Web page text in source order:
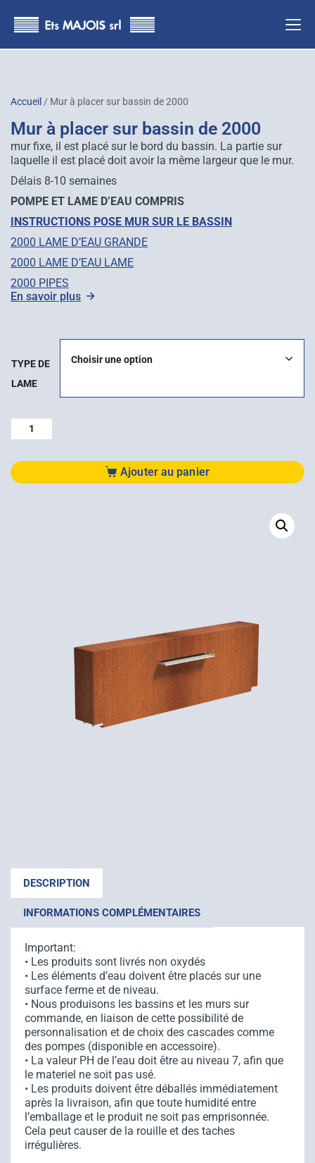
Accueil / Mur à placer sur bassin de 2000
Mur à placer sur bassin de 2000
mur fixe, il est placé sur le bord du bassin. La partie sur
laquelle il est placé doit avoir la même largeur que le mur.
Délais 8-10 semaines
POMPE ET LAME D’EAU COMPRIS
INSTRUCTIONS POSE MUR SUR LE BASSIN
2000 LAME D’EAU GRANDE
2000 LAME D’EAU LAME
2000 PIPES
En savoir plus
TYPE DE
LAME
Ajouter au panier
DESCRIPTION
INFORMATIONS COMPLÉMENTAIRES
Important:
• Les produits sont livrés non oxydés
• Les éléments d’eau doivent être placés sur une
surface ferme et de niveau.
• Nous produisons les bassins et les murs sur
commande, en liaison de cette possibilité de
personnalisation et de choix des cascades comme
des pompes (disponible en accessoire).
• La valeur PH de l’eau doit être au niveau 7, afin que
le materiel ne soit pas usé.
• Les produits doivent être déballés immédiatement
après la livraison, afin que toute humidité entre
l’emballage et le produit ne soit pas emprisonnée.
Cela peut causer de la rouille et des taches
irrégulières.